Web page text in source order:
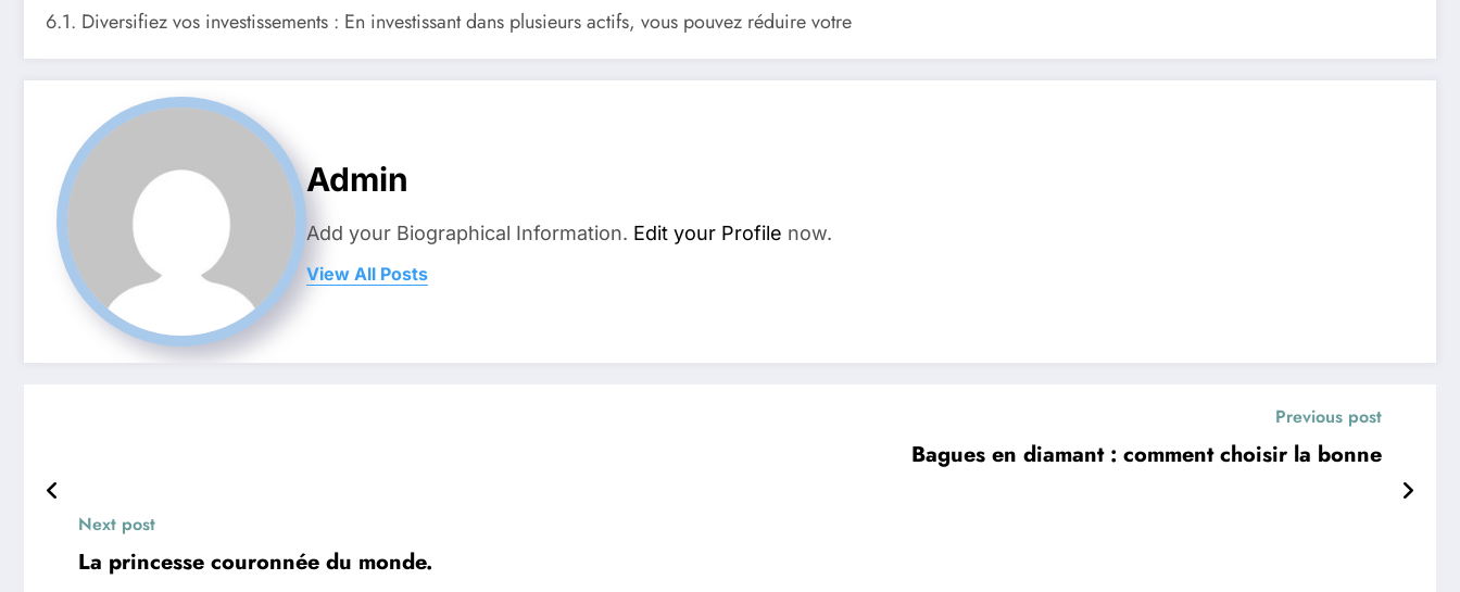
6.1. Diversifiez vos investissements : En investissant dans plusieurs actifs, vous pouvez réduire votre
Admin
Add your Biographical Information. Edit your Profile now.
View All Posts
Previous post
Bagues en diamant : comment choisir la bonne
Next post
La princesse couronnée du monde.